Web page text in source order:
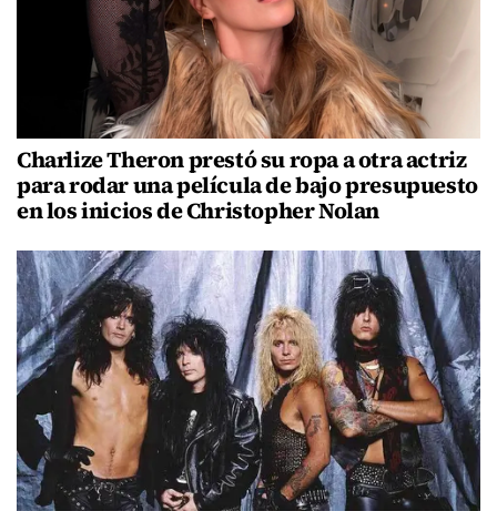
Charlize Theron prestó su ropa a otra actriz
para rodar una película de bajo presupuesto
en los inicios de Christopher Nolan